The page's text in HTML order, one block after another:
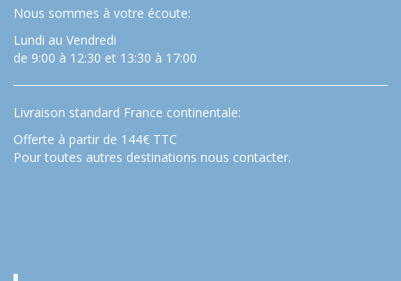
Nous sommes à votre écoute:
Lundi au Vendredi
de 9:00 à 12:30 et 13:30 à 17:00
Livraison standard France continentale:
Offerte à partir de 144€ TTC
Pour toutes autres destinations nous contacter.
…